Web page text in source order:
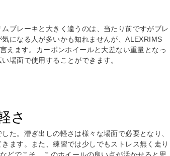
ブレーキと大きく違うのは、当たり前ですがブレ
になる人が多いかも知れませんが、ALEXRIMS
えます。カーボンホイールと大差ない重量となっ
場面で使用することができます。
さ
た。漕ぎ出しの軽さは様々な場面で必要となり、
ます。また、練習では少しでもストレス無く走り